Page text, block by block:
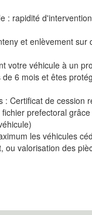
: rapidité
et enlèvement sur
votre véhicule à un
6 mois et êtes
: Certificat de
prefectoral
les véhicules
ou valorisation des